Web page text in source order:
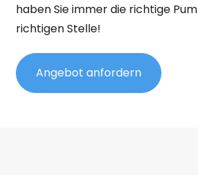
haben Sie immer die richtige
richtigen Stelle!
Angebot anfordern